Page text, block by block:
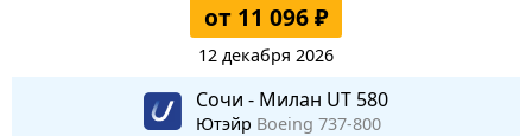
от 11 096 ₽
12 декабря 2026
Сочи - Милан UT 580
Ютэйр Boeing 737-800